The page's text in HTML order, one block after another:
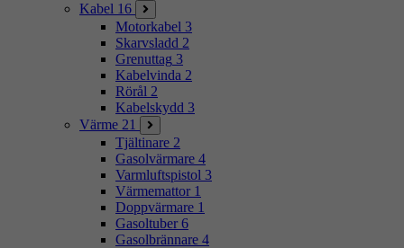
Kabel 16
Motorkabel 3
Skarvsladd 2
Grenuttag 3
Kabelvinda 2
Rörål 2
Kabelskydd 3
Värme 21
Tjältinare 2
Gasolvärmare 4
Varmluftspistol 3
Värmemattor 1
Doppvärmare 1
Gasoltuber 6
Gasolbrännare 4